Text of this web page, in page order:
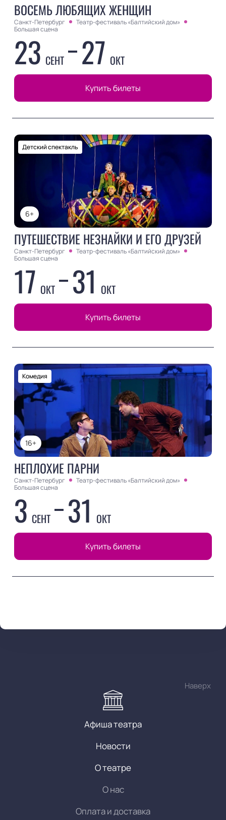
ВОСЕМЬ ЛЮБЯЩИХ ЖЕНЩИН
Санкт-Петербург
Театр-фестиваль «Балтийский дом»
Большая сцена
23 СЕНТ 27 ОКТ
Купить билеты
6+
Детский спектакль
ПУТЕШЕСТВИЕ НЕЗНАЙКИ И ЕГО ДРУЗЕЙ
Санкт-Петербург
Театр-фестиваль «Балтийский дом»
Большая сцена
17 ОКТ 31 ОКТ
Купить билеты
16+
Комедия
НЕПЛОХИЕ ПАРНИ
Санкт-Петербург
Театр-фестиваль «Балтийский дом»
Большая сцена
3 СЕНТ 31 ОКТ
Купить билеты
Наверх
Афиша театра
Новости
О театре
О нас
Оплата и доставка